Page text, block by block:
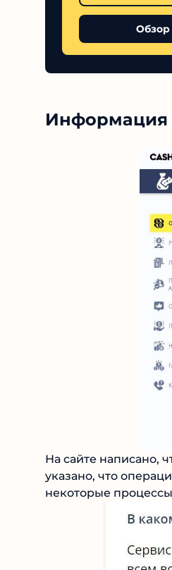
Обзор
Информация
На сайте написано,
указано, что
некоторые